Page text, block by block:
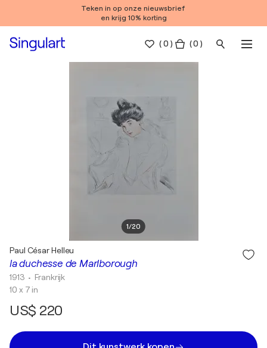
Teken in op onze nieuwsbrief
en krijg 10% korting
(0 ) ( 0 )
1/20
la duchesse de Marlborough
Paul César Helleu
1913 • Frankrijk
10 x 7 in
US$ 220